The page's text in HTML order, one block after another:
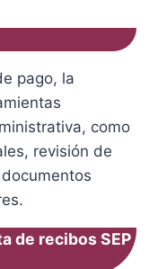
pago, la
como
revisión de
de recibos SEP